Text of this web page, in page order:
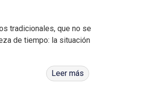
tradicionales, que no se
de tiempo: la situación
Leer más